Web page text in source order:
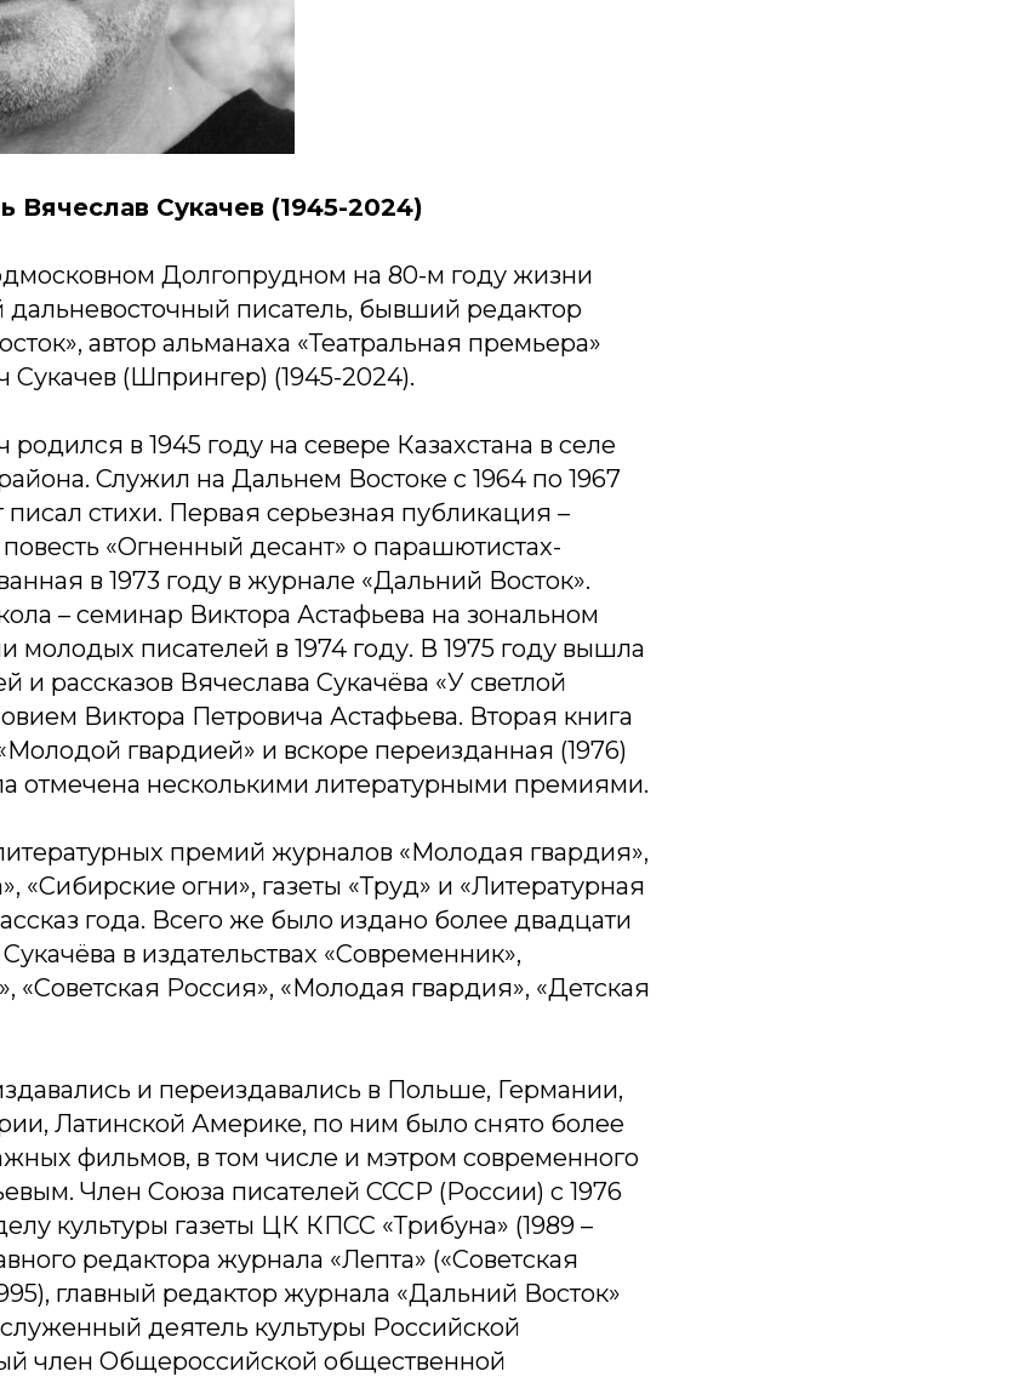
Вячеслав Сукачев (1945-2024)
Долгопрудном на 80-м году жизни
дальневосточный писатель, бывший редактор
автор альманаха «Театральная премьера»
Сукачев (Шпрингер) (1945-2024).
в 1945 году на севере Казахстана в селе
Служил на Дальнем Востоке с 1964 по 1967
стихи. Первая серьезная публикация –
«Огненный десант» о парашютистах-
в 1973 году в журнале «Дальний Восток».
– семинар Виктора Астафьева на зональном
молодых писателей в 1974 году. В 1975 году вышла
и рассказов Вячеслава Сукачёва «У светлой
Виктора Петровича Астафьева. Вторая книга
гвардией» и вскоре переизданная (1976)
отмечена несколькими литературными премиями.
премий журналов «Молодая гвардия»,
«Сибирские огни», газеты «Труд» и «Литературная
года. Всего же было издано более двадцати
в издательствах «Современник»,
«Советская Россия», «Молодая гвардия», «Детская
и переиздавались в Польше, Германии,
Латинской Америке, по ним было снято более
фильмов, в том числе и мэтром современного
Член Союза писателей СССР (России) с 1976
культуры газеты ЦК КПСС «Трибуна» (1989 –
редактора журнала «Лепта» («Советская
главный редактор журнала «Дальний Восток»
деятель культуры Российской
член Общероссийской общественной